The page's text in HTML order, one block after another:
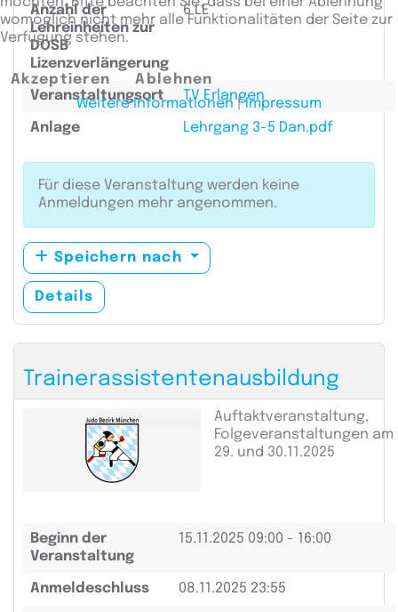
Anzahl der
Lehreinheiten zur
DOSB
Lizenzverlängerung
6 LE
Veranstaltungsort TV Erlangen
Anlage Lehrgang 3-5 Dan.pdf
Für diese Veranstaltung werden keine
Anmeldungen mehr angenommen.
Speichern nach
Details
Trainerassistentenausbildung
Auftaktveranstaltung,
Folgeveranstaltungen am
29. und 30.11.2025
Beginn der
Veranstaltung
15.11.2025 09:00 - 16:00
Anmeldeschluss 08.11.2025 23:55
womöglich nicht mehr alle Funktionalitäten der Seite zur
Verfügung stehen.
Akzeptieren
Ablehnen
Weitere Informationen|Impressum